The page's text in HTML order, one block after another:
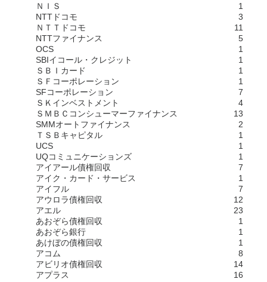
ＮＩＳ
1
NTTドコモ
3
ＮＴＴドコモ
11
NTTファイナンス
5
OCS
1
SBIイコール・クレジット
1
ＳＢＩカード
1
ＳＦコーポレーション
1
SFコーポレーション
7
ＳＫインベストメント
4
ＳＭＢＣコンシューマーファイナンス
13
SMMオートファイナンス
2
ＴＳＢキャピタル
1
UCS
1
UQコミュニケーションズ
1
アイアール債権回収
7
アイク・カード・サービス
1
アイフル
7
アウロラ債権回収
12
アエル
23
あおぞら債権回収
1
あおぞら銀行
1
あけぼの債権回収
1
アコム
8
アビリオ債権回収
14
アプラス
16